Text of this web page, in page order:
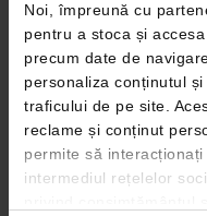
Noi, împreună cu
pentru a stoca și
precum date de
personaliza conținutul
traficului de pe site.
reclame și conținut
permite să
intermediul rețelelor